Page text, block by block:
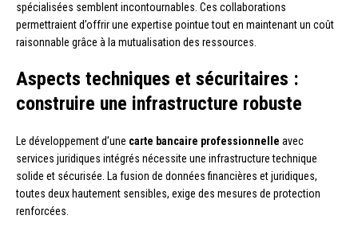
spécialisées semblent incontournables. Ces collaborations
permettraient d’offrir une expertise pointue tout en maintenant un coût
raisonnable grâce à la mutualisation des ressources.
Aspects techniques et sécuritaires :
construire une infrastructure robuste
Le développement d’une carte bancaire professionnelle avec
services juridiques intégrés nécessite une infrastructure technique
solide et sécurisée. La fusion de données financières et juridiques,
toutes deux hautement sensibles, exige des mesures de protection
renforcées.